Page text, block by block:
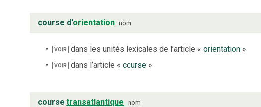
course d'orientation nom
VOIR dans les unités lexicales de l’article «orientation »
VOIR dans l’article «course »
course transatlantique nom